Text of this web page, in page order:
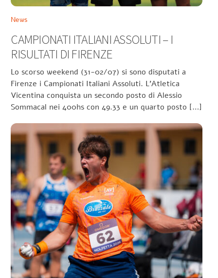
News
CAMPIONATI ITALIANI ASSOLUTI – I
RISULTATI DI FIRENZE
Lo scorso weekend (31-02/07) si sono disputati a
Firenze i Campionati Italiani Assoluti. L’Atletica
Vicentina conquista un secondo posto di Alessio
Sommacal nei 400hs con 49.33 e un quarto posto […]